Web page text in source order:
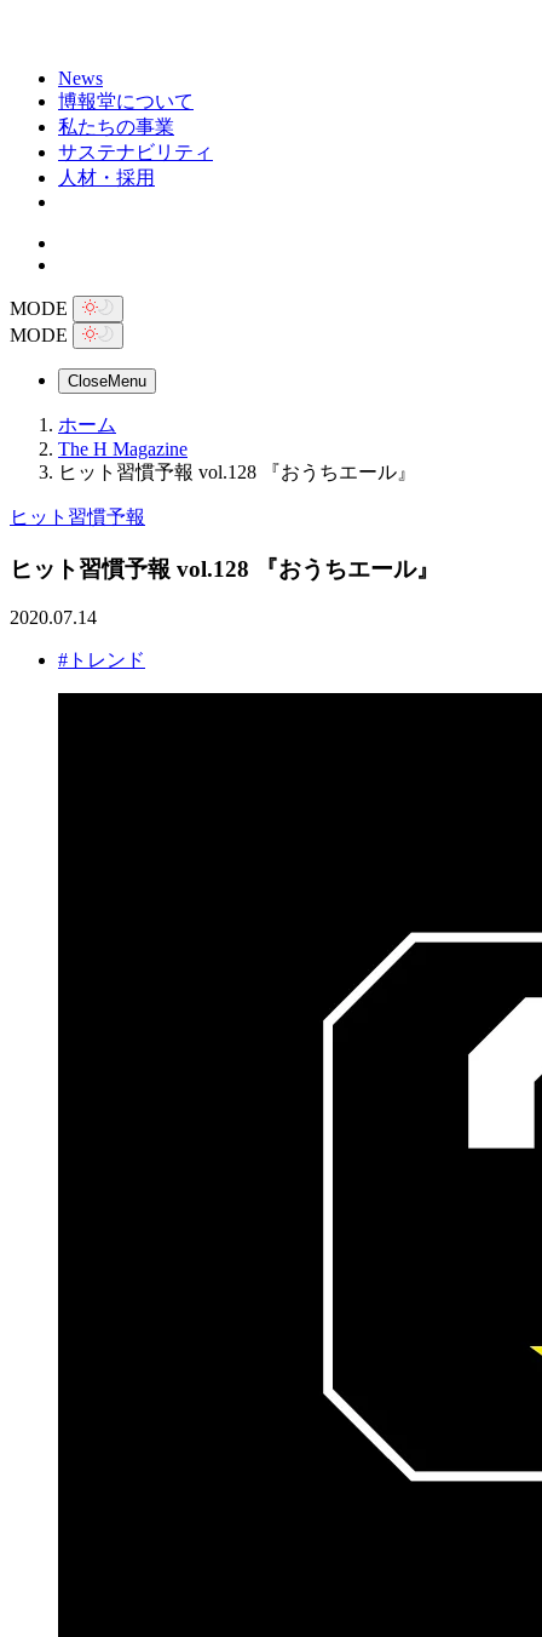
News
博報堂について
私たちの事業
サステナビリティ
人材・採用
MODE
MODE
CloseMenu
ホーム
The H Magazine
ヒット習慣予報 vol.128 『おうちエール』
ヒット習慣予報
ヒット習慣予報 vol.128 『おうちエール』
2020.07.14
#トレンド